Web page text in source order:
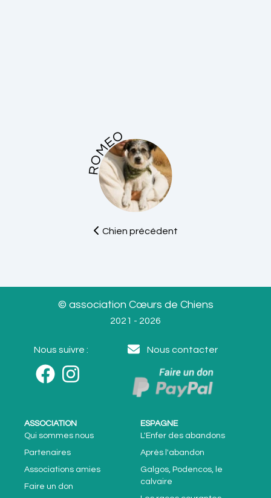
ROMEO
Chien précédent
© association Cœurs de Chiens
2021 - 2026
Nous suivre : Nous contacter
ASSOCIATION
Qui sommes nous
Partenaires
Associations amies
Faire un don
ESPAGNE
L'Enfer des abandons
Après l'abandon
Galgos, Podencos, le
calvaire